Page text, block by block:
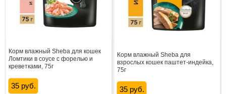
Корм влажный Sheba для кошек
Ломтики в соусе с форелью и
креветками, 75г
35 руб.
Корм влажный Sheba для
взрослых кошек паштет-индейка,
75г
35 руб.